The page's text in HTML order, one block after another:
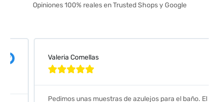
Opiniones 100% reales en Trusted Shops y Google
Valeria Comellas

Pedimos unas muestras de azulejos para el baño. El